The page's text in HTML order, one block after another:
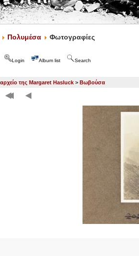
Πολυμέσα Φωτογραφίες
Login Album list Search
της Margaret Hasluck > Βωβούσα